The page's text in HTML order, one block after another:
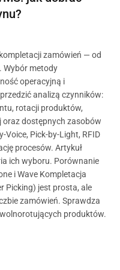
zamówień — od
Wybór metody
operacyjną i
analizą czynników:
rotacji produktów,
dostępnych zasobów
Voice, Pick-by-Light, RFID
procesów. Artykuł
ich wyboru. Porównanie
i Wave Kompletacja
Picking) jest prosta, ale
zamówień. Sprawdza
produktów.